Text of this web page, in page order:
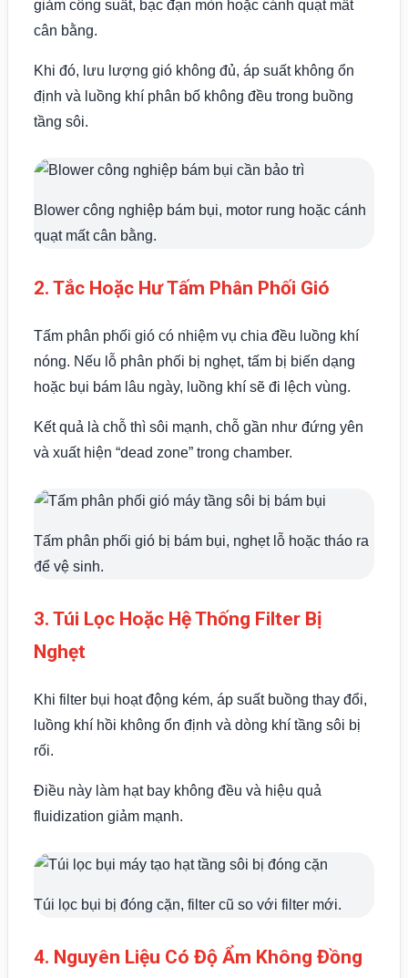
giảm công suất, bạc đạn mòn hoặc cánh quạt mất
cân bằng.
Khi đó, lưu lượng gió không đủ, áp suất không ổn
định và luồng khí phân bố không đều trong buồng
tầng sôi.
Blower công nghiệp bám bụi, motor rung hoặc cánh
quạt mất cân bằng.
2. Tắc Hoặc Hư Tấm Phân Phối Gió
Tấm phân phối gió có nhiệm vụ chia đều luồng khí
nóng. Nếu lỗ phân phối bị nghẹt, tấm bị biến dạng
hoặc bụi bám lâu ngày, luồng khí sẽ đi lệch vùng.
Kết quả là chỗ thì sôi mạnh, chỗ gần như đứng yên
và xuất hiện “dead zone” trong chamber.
Tấm phân phối gió bị bám bụi, nghẹt lỗ hoặc tháo ra
để vệ sinh.
3. Túi Lọc Hoặc Hệ Thống Filter Bị
Nghẹt
Khi filter bụi hoạt động kém, áp suất buồng thay đổi,
luồng khí hồi không ổn định và dòng khí tầng sôi bị
rối.
Điều này làm hạt bay không đều và hiệu quả
fluidization giảm mạnh.
Túi lọc bụi bị đóng cặn, filter cũ so với filter mới.
4. Nguyên Liệu Có Độ Ẩm Không Đồng